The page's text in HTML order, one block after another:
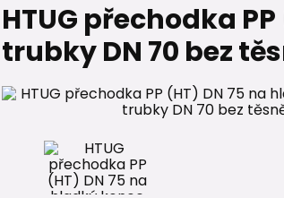
HTUG přechodka
trubky DN 70 bez